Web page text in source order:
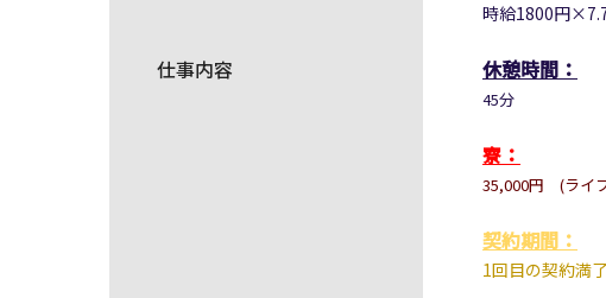
仕事内容
時給1800円
休憩時間：
45分
寮：
35,000円 (ライ
契約期間：
1回目の契約満